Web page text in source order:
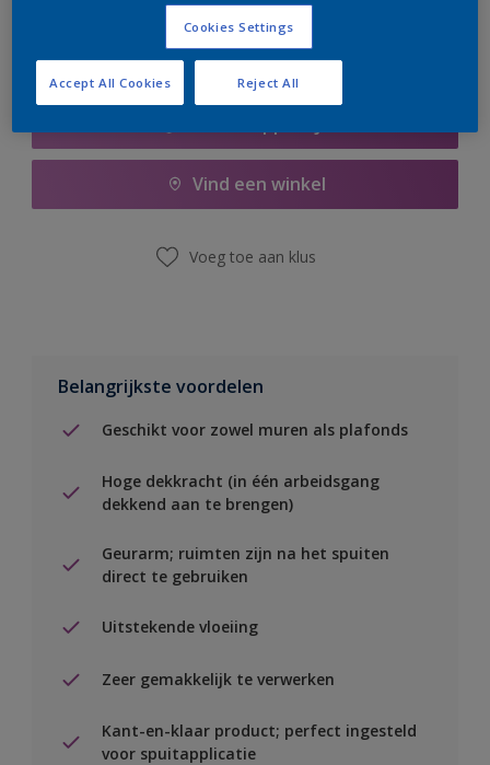
Vind een winkel
Voeg toe aan klus
Belangrijkste voordelen
Geschikt voor zowel muren als plafonds
Hoge dekkracht (in één arbeidsgang
dekkend aan te brengen)
Geurarm; ruimten zijn na het spuiten
direct te gebruiken
Uitstekende vloeiing
Zeer gemakkelijk te verwerken
Kant-en-klaar product; perfect ingesteld
voor spuitapplicatie
Cookies Settings
Reject All
Accept All Cookies